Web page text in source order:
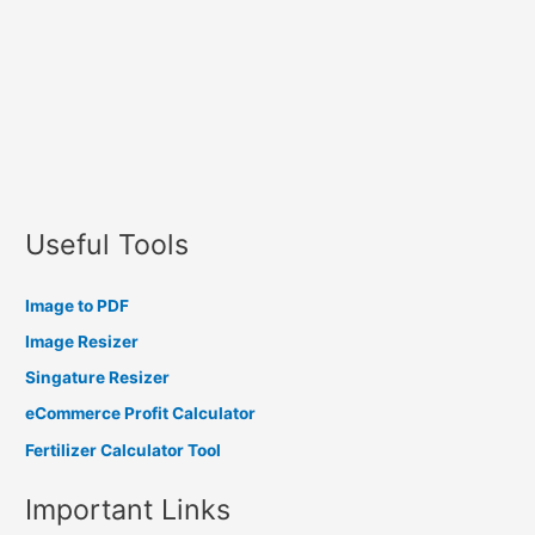
Useful Tools
Image to PDF
Image Resizer
Singature Resizer
eCommerce Profit Calculator
Fertilizer Calculator Tool
Important Links